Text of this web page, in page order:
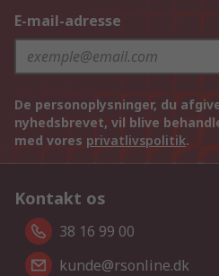
E-mail-adresse
De personoplysninger, du
nyhedsbrevet, vil blive
med vores privatlivspolitik.
Kontakt os
38 16 99 00
kunde@rsonline.dk